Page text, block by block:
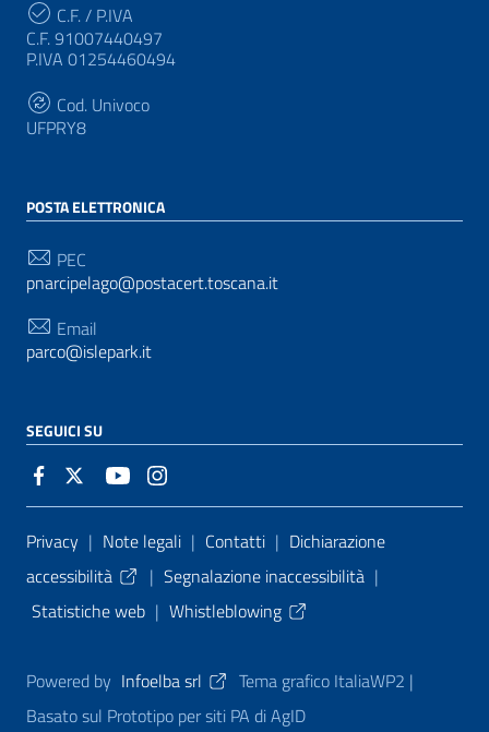
C.F. / P.IVA
C.F. 91007440497
P.IVA 01254460494
Cod. Univoco
UFPRY8
POSTA ELETTRONICA
PEC
pnarcipelago@postacert.toscana.it
Email
parco@islepark.it
SEGUICI SU
Sezione Link Utili
Privacy | Note legali | Contatti | Dichiarazione
accessibilità
| Segnalazione inaccessibilità |
Statistiche web | Whistleblowing
Powered by Infoelba srl
Tema grafico ItaliaWP2 |
Basato sul Prototipo per siti PA di AgID